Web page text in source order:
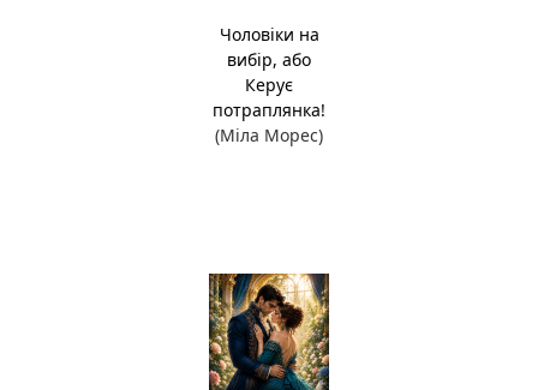
Чоловіки на
вибір, або
Керує
потраплянка!
(Міла Морес)